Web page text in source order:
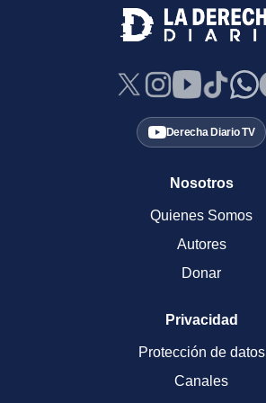
Derecha Diario TV
Nosotros
Quienes Somos
Autores
Donar
Privacidad
Protección de datos
Canales